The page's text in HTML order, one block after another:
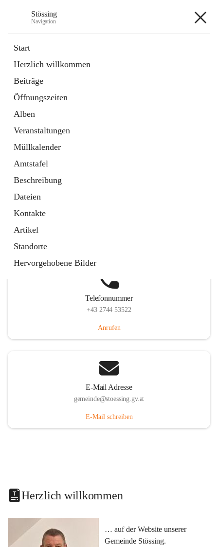
Stössing
Navigation
Start
Herzlich willkommen
Beiträge
Öffnungszeiten
Alben
Veranstaltungen
Müllkalender
Amtstafel
Beschreibung
Dateien
Kontakte
Artikel
Standorte
Hervorgehobene Bilder
Datei
in
Tab
Kindergarten
öffnet
in
neuem
Tab
Telefonnummer
+43 2744 53522
Anrufen
E-Mail Adresse
gemeinde@stoessing.gv.at
E-Mail schreiben
Herzlich willkommen
… auf der Website unserer
Gemeinde Stössing.